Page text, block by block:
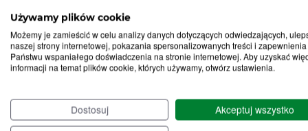
Używamy plików cookie
Możemy je zamieścić w celu analizy danych dotyczących odwiedzających,
naszej strony internetowej, pokazania spersonalizowanych treści i zapewnienia
Państwu wspaniałego doświadczenia na stronie internetowej. Aby uzyskać
informacji na temat plików cookie, których używamy, otwórz ustawienia.
Dostosuj
Akceptuj wszystko
Apteki,
Bielany Wrocławskie
Bielawa
Czarny Bór
Czernica